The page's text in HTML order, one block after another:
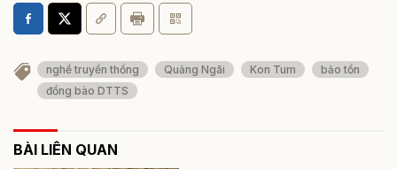
nghề truyền thống Quảng Ngãi Kon Tum
bảo tồn
đồng bào DTTS
BÀI LIÊN QUAN